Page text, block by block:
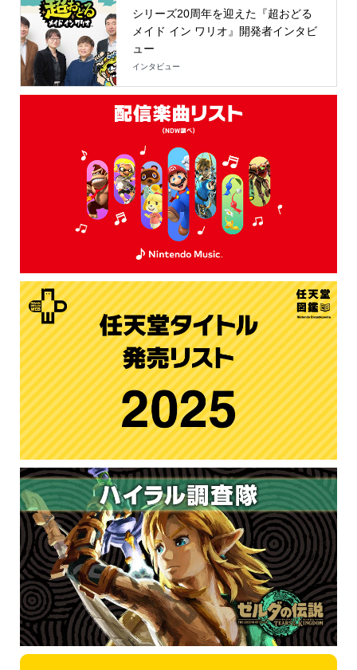
シリーズ20周年を迎えた『超おどる
メイド イン ワリオ』開発者インタビ
ュー
インタビュー